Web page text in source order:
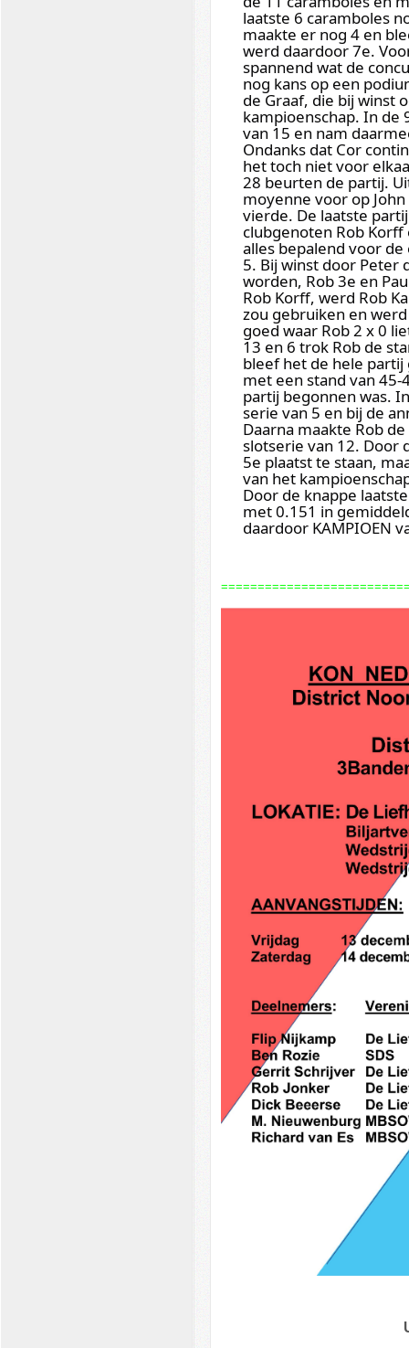
laatste 6 caramboles
maakte er nog 4 en
werd daardoor 7e.
spannend wat de
nog kans op een
de Graaf, die bij winst
kampioenschap. In de
van 15 en nam
Ondanks dat Cor
het toch niet voor
28 beurten de partij.
moyenne voor op
vierde. De laatste
clubgenoten Rob Korff
alles bepalend voor
5. Bij winst door Peter
worden, Rob 3e en
Rob Korff, werd Rob
zou gebruiken en
goed waar Rob 2 x 0
13 en 6 trok Rob de
bleef het de hele
met een stand van
partij begonnen was.
serie van 5 en bij de
Daarna maakte Rob
slotserie van 12. Door
5e plaatst te staan,
van het
Door de knappe
met 0.151 in
daardoor KAMPIOEN